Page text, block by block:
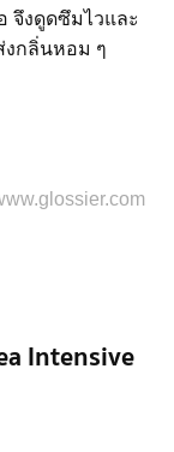
จึงดูดซึมไวและ
งกลิ่นหอม ๆ
Intensive